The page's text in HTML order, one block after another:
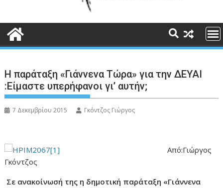
Η παράταξη «Γιάννενα Τώρα» για την ΔΕΥΑΙ
:Είμαστε υπερήφανοι γι’ αυτήν;
7 Δεκεμβρίου 2015 Γκόντζος Γιώργος
Από:Γιώργος
Γκόντζος
Σε ανακοίνωσή της η δημοτική παράταξη «Γιάννενα